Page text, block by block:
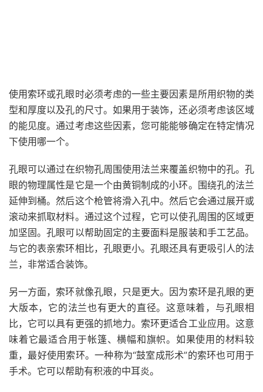
使用索环或孔眼时必须考虑的一些主要因素是所用织物的类
型和厚度以及孔的尺寸。如果用于装饰，还必须考虑该区域
的能见度。通过考虑这些因素，您可能能够确定在特定情况
下使用哪一个。
孔眼可以通过在织物孔周围使用法兰来覆盖织物中的孔。孔
眼的物理属性是它是一个由黄铜制成的小环。 围绕孔的法兰
延伸到桶。然后这个枪管将滑入孔中。然后它会通过展开或
滚动来抓取材料。通过这个过程，它可以使孔周围的区域更
加坚固。孔眼可以帮助固定的主要面料是服装和手工艺品。
与它的表亲索环相比，孔眼更小。孔眼还具有更吸引人的法
兰，非常适合装饰。
另一方面，索环就像孔眼，只是更大。因为索环是孔眼的更
大版本，它的法兰也有更大的直径。这意味着，与孔眼相
比，它可以具有更强的抓地力。索环更适合工业应用。这意
味着它最适合用于帐篷、横幅和旗帜。如果使用的材料较
重，最好使用索环。一种称为“鼓室成形术”的索环也可用于
手术。它可以帮助有积液的中耳炎。